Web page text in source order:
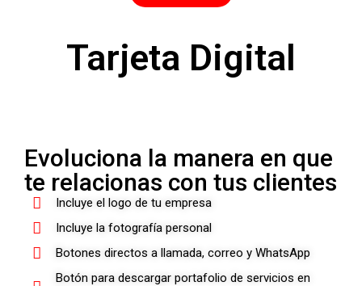
Tarjeta Digital
Evoluciona la manera en que
te relacionas con tus clientes
Incluye el logo de tu empresa
Incluye la fotografía personal
Botones directos a llamada, correo y WhatsApp
Botón para descargar portafolio de servicios en